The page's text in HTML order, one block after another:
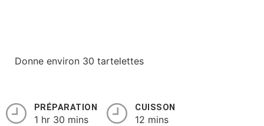
Donne environ 30 tartelettes
PRÉPARATION
1 hr 30 mins
CUISSON
12 mins